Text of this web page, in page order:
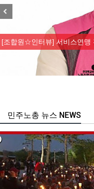
[조합원☆인터뷰] 서비스연맹
주노총 뉴스 NEWS